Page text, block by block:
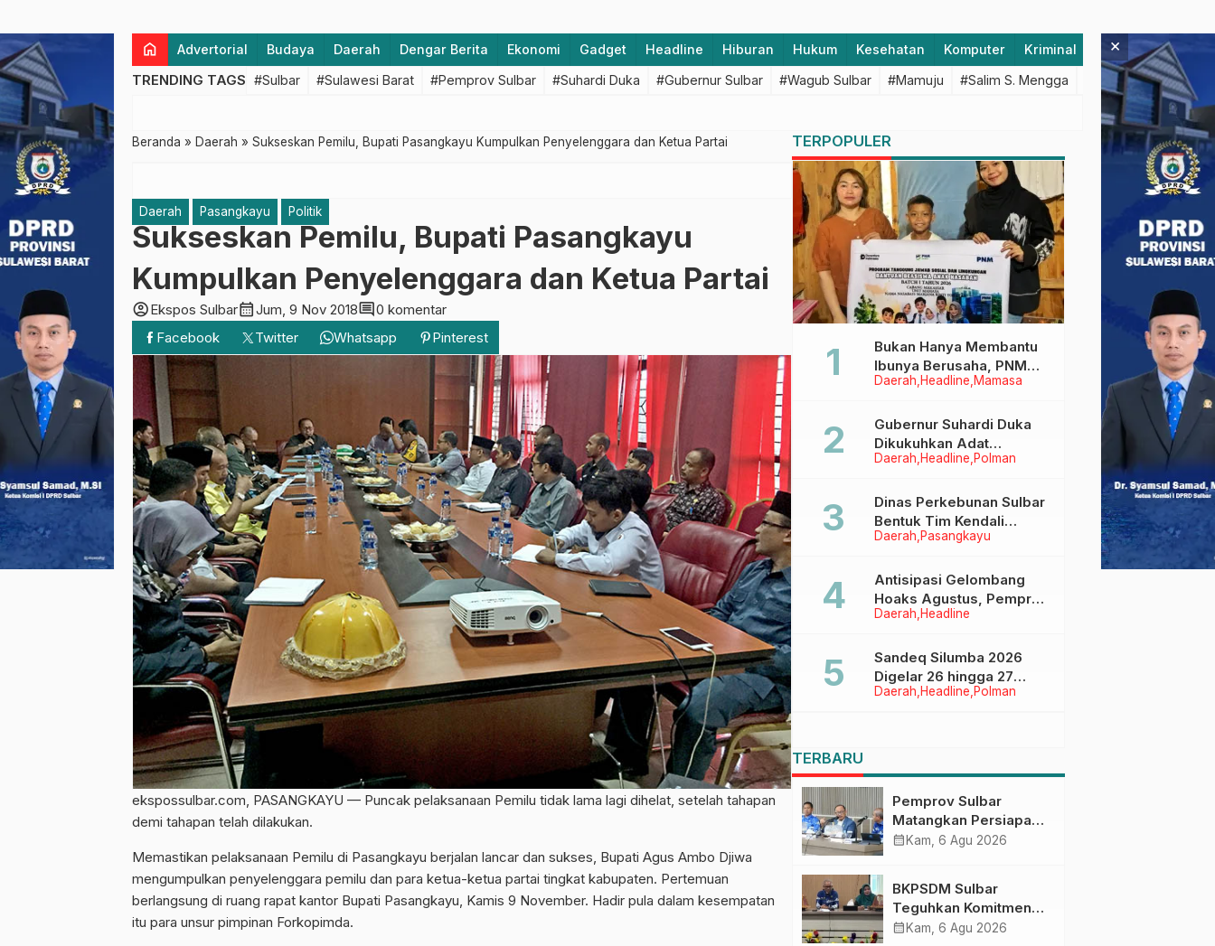
home Advertorial Budaya Daerah Dengar Berita Ekonomi Gadget Headline Hiburan Hukum Kesehatan Komputer Kriminal Lifestyle
TRENDING TAGS #Sulbar #Sulawesi Barat #Pemprov Sulbar #Suhardi Duka #Gubernur Sulbar #Wagub Sulbar #Mamuju #Salim S. Mengga #featured #Polda
Beranda » Daerah » Sukseskan Pemilu, Bupati Pasangkayu Kumpulkan Penyelenggara dan Ketua Partai
Daerah Pasangkayu Politik
Sukseskan Pemilu, Bupati Pasangkayu
Kumpulkan Penyelenggara dan Ketua Partai
account_circleEkspos Sulbarcalendar_monthJum, 9 Nov 2018comment0 komentar
Facebook
Twitter Whatsapp Pinterest
ekspossulbar.com, PASANGKAYU — Puncak pelaksanaan Pemilu tidak lama lagi dihelat, setelah tahapan
demi tahapan telah dilakukan.
Memastikan pelaksanaan Pemilu di Pasangkayu berjalan lancar dan sukses, Bupati Agus Ambo Djiwa
mengumpulkan penyelenggara pemilu dan para ketua-ketua partai tingkat kabupaten. Pertemuan
berlangsung di ruang rapat kantor Bupati Pasangkayu, Kamis 9 November. Hadir pula dalam kesempatan
itu para unsur pimpinan Forkopimda.
TERPOPULER
Daerah Headline Mamasa
Bukan Hanya Membantu
Ibunya Berusaha, PNM
Juga Menjaga Mimpi
Menggapai Cita-Cita
Daerah Headline Polman
Gubernur Suhardi Duka
Dikukuhkan Adat
Balanipa, Raih Gelar Sulo
Daerah Pasangkayu
Dinas Perkebunan Sulbar
Bentuk Tim Kendali
Internal ICS untuk Dukung
di Pasangkayu
Daerah Headline
Antisipasi Gelombang
Hoaks Agustus, Pemprov
Sulbar Ajak Warga Jaga
Daerah Headline Polman
Sandeq Silumba 2026
Digelar 26 hingga 27
September, Rangkaian
TERBARU
Pemprov Sulbar
Matangkan Persiapan
HUT Ke-81 RI, Puncak
calendar_month Kam, 6 Agu 2026
BKPSDM Sulbar
Teguhkan Komitmen
Pengembangan
calendar_month Kam, 6 Agu 2026
×